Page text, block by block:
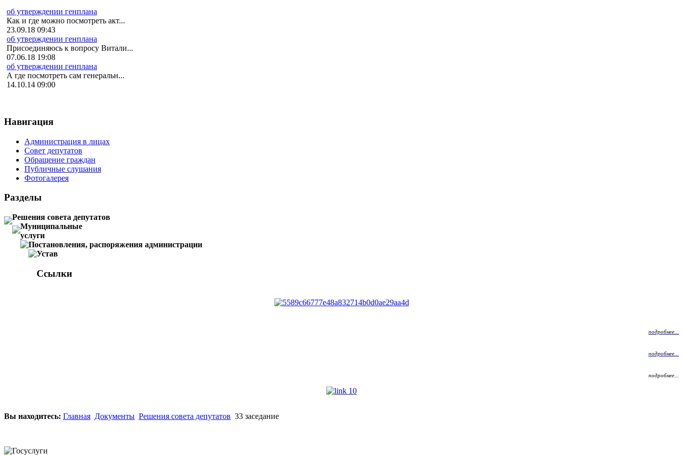
об утверждении генплана
Как и где можно посмотреть акт...
23.09.18 09:43
об утверждении генплана
Присоединяюсь к вопросу Витали...
07.06.18 19:08
об утверждении генплана
А где посмотреть сам генеральн...
14.10.14 09:00
Навигация
Администрация в лицах
Совет депутатов
Обращение граждан
Публичные слушания
Фотогалерея
Разделы
Решения совета депутатов
Муниципальные
услуги
Постановления, распоряжения администрации
Устав
Ссылки
подробнее...
подробнее...
подробнее...
Вы находитесь: Главная Документы Решения совета депутатов 33 заседание